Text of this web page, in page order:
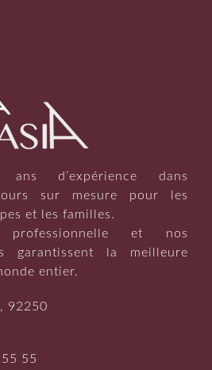
d’expérience dans
sur mesure pour les
et les familles.
professionnelle et nos
garantissent la meilleure
entier.
92250
55